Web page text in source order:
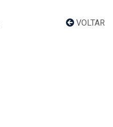
VOLTAR